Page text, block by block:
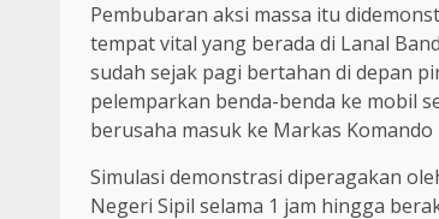
Pembubaran aksi massa itu
tempat vital yang berada di Lanal
sudah sejak pagi bertahan di depan
pelemparkan benda-benda ke mobil
berusaha masuk ke Markas Komando
Simulasi demonstrasi diperagakan
Negeri Sipil selama 1 jam hingga